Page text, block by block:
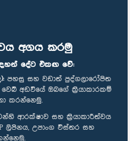
අගය කරමු
දේට එකඟ වේ:
පහසු සහ වඩාත් පුද්ගලාරෝපිත
අඩවියේ ඔබගේ ක්‍රියාකාරකම්
කරන්නෙමු.
ආරක්ෂාව සහ ක්‍රියාකාරීත්වය
ලිපිනය, උපාංග විස්තර සහ